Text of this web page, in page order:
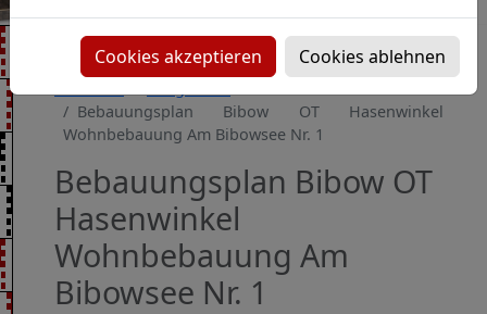
Bebauungsplan Bibow OT Hasenwinkel
Wohnbebauung Am Bibowsee Nr. 1
Bebauungsplan Bibow OT
Hasenwinkel
Wohnbebauung Am
Bibowsee Nr. 1
Cookies akzeptieren Cookies ablehnen